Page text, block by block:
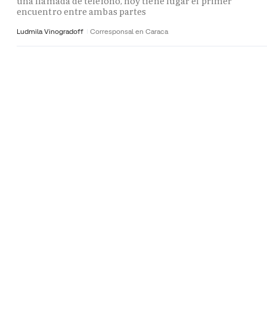
encuentro entre ambas partes
Ludmila Vinogradoff Corresponsal en Caraca